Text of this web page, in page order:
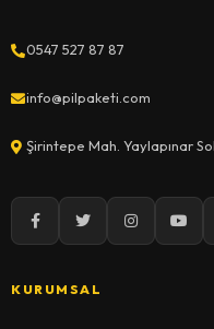
0547 527 87 87
info@pilpaketi.com
Şirintepe Mah. Yaylapınar
KURUMSAL